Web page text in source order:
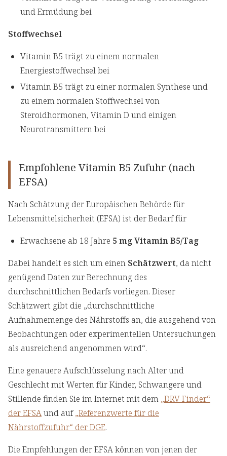
und Ermüdung bei
Stoffwechsel
Vitamin B5 trägt zu einem normalen
Energiestoffwechsel bei
Vitamin B5 trägt zu einer normalen Synthese und
zu einem normalen Stoffwechsel von
Steroidhormonen, Vitamin D und einigen
Neurotransmittern bei
Empfohlene Vitamin B5 Zufuhr (nach
EFSA)
Nach Schätzung der Europäischen Behörde für
Lebensmittelsicherheit (EFSA) ist der Bedarf für
Erwachsene ab 18 Jahre 5 mg Vitamin B5/Tag
Dabei handelt es sich um einen Schätzwert, da nicht
genügend Daten zur Berechnung des
durchschnittlichen Bedarfs vorliegen. Dieser
Schätzwert gibt die „durchschnittliche
Aufnahmemenge des Nährstoffs an, die ausgehend von
Beobachtungen oder experimentellen Untersuchungen
als ausreichend angenommen wird“.
Eine genauere Aufschlüsselung nach Alter und
Geschlecht mit Werten für Kinder, Schwangere und
Stillende finden Sie im Internet mit dem „DRV Finder“
der EFSAund auf„Referenzwerte für die
Nährstoffzufuhr“ der DGE.
Die Empfehlungen der EFSA können von jenen der